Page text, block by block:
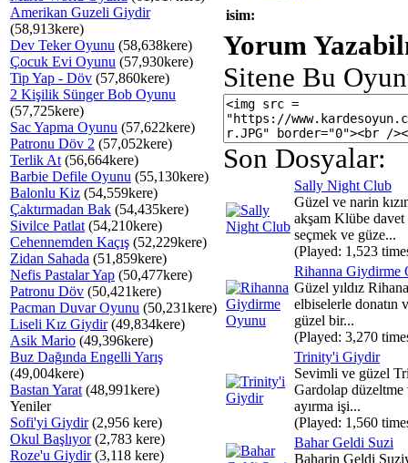
Amerikan Guzeli Giydir
(58,913kere)
Dev Teker Oyunu (58,638kere)
Çocuk Evi Oyunu (57,930kere)
Tip Yap - Döv (57,860kere)
2 Kişilik Sünger Bob Oyunu
(57,725kere)
Sac Yapma Oyunu (57,622kere)
Patronu Döv 2 (57,052kere)
Terlik At (56,664kere)
Barbie Defile Oyunu (55,130kere)
Balonlu Kiz (54,559kere)
Çaktırmadan Bak (54,435kere)
Sivilce Patlat (54,210kere)
Cehennemden Kaçış (52,229kere)
Zidan Sahada (51,859kere)
Nefis Pastalar Yap (50,477kere)
Patronu Döv (50,421kere)
Pacman Duvar Oyunu (50,231kere)
Liseli Kız Giydir(49,834kere)
Asik Mario (49,396kere)
Buz Dağında Engelli Yarış
(49,004kere)
Bastan Yarat (48,991kere)
Yeniler
Sofi'yi Giydir(2,956 kere)
Okul Başlıyor(2,783 kere)
Roze'u Giydir(3,118 kere)
isim:
Yorum
Sitene Bu
Son Dosyalar:
Sally Night Club
Güzel ve narin
akşam Klübe
seçmek ve güze...
(Played: 1,523
Rihanna Giydirme
Güzel yıldız
elbiselerle donatın
güzel bir...
(Played: 3,270
Trinity'i Giydir
Sevimli ve güzel
Gardolap düzeltme
ayırma işi...
(Played: 1,560
Bahar Geldi Suzi
Baharin Geldi